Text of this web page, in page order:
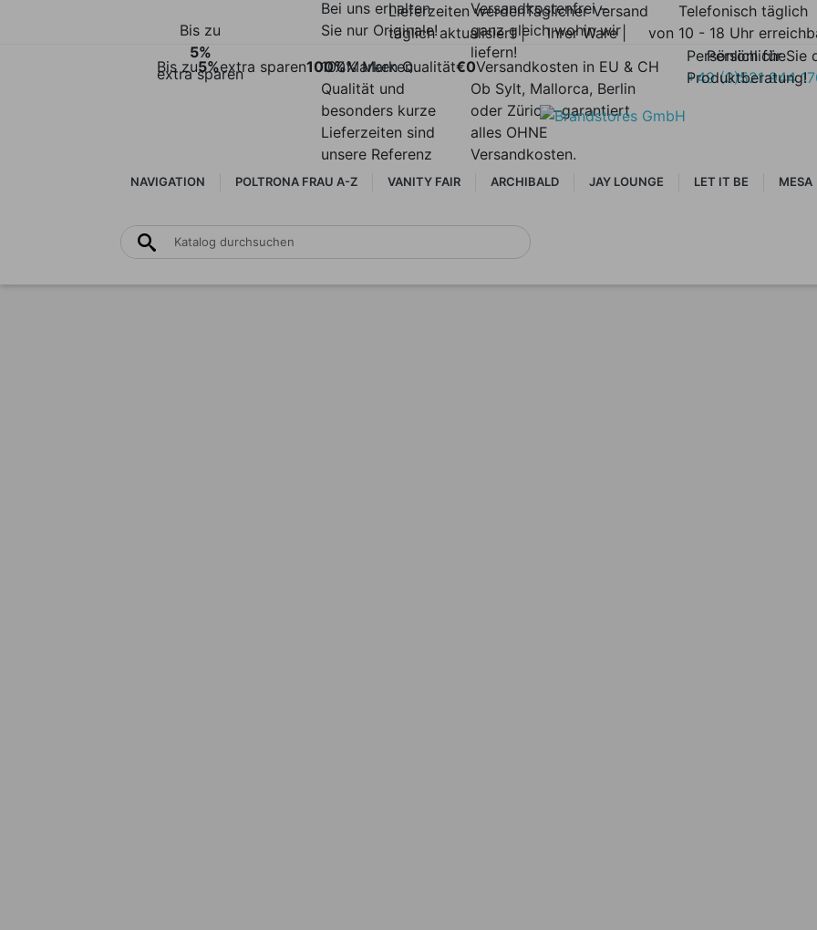
Lieferzeiten werden
täglich aktualisiert |
Täglicher Versand
Ihrer Ware |
Telefonisch täglich
von 10 - 18 Uhr
Bis zu5%extra sparen
Bis zu
5%
extra sparen
100%Marken Qualität
Bei uns erhalten
Sie nur Originale!
100% Marken
Qualität und
besonders kurze
Lieferzeiten sind
unsere Referenz
€0Versandkosten in EU & CH
Versandkostenfrei –
ganz gleich wohin wir
liefern!
Ob Sylt, Mallorca, Berlin
oder Zürich –garantiert
alles OHNE
Versandkosten.
Persönlich für Sie
+49 (0)521 944
Persönliche
Produktberatung!
NAVIGATION POLTRONA FRAU A-Z VANITY FAIR ARCHIBALD JAY LOUNGE LET IT BE MESA